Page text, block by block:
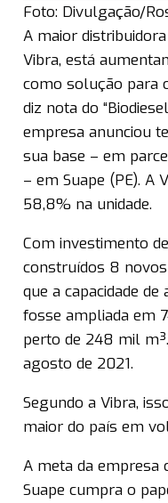
Foto: Divulgação/
A maior
Vibra, está
como solução para
diz nota do
empresa anunciou
sua base – em
– em Suape (PE). A
58,8% na unidade.
Com investimento
construídos 8
que a capacidade
fosse ampliada em
perto de 248 mil
agosto de 2021.
Segundo a Vibra,
maior do país em
A meta da empresa
Suape cumpra o